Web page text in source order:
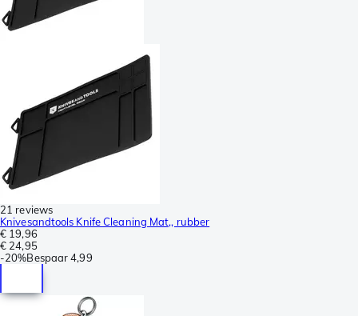
21 reviews
Knivesandtools Knife Cleaning Mat,, rubber
€ 19,96
€ 24,95
-20%Bespaar 4,99